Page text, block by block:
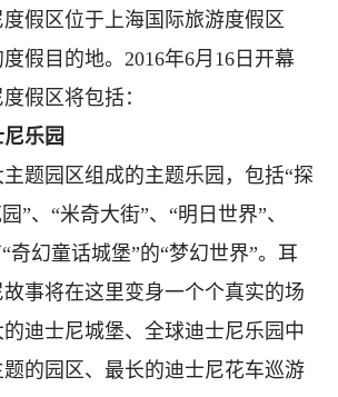
区位于上海国际旅游度假区
假目的地。2016年6月16日开幕
假区将包括：
乐园
园区组成的主题乐园，包括“探
”、“米奇大街”、“明日世界”、
奇幻童话城堡”的“梦幻世界”。耳
事将在这里变身一个个真实的场
迪士尼城堡、全球迪士尼乐园中
的园区、最长的迪士尼花车巡游